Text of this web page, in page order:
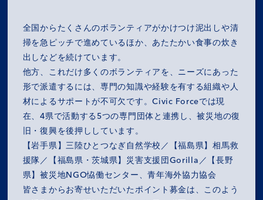
MISSION
COMPANY
全国からたくさんのボランティアがかけつけ泥出しや清
掃を急ピッチで進めているほか、あたたかい食事の炊き
出しなどを続けています。
他方、これだけ多くのボランティアを、ニーズにあった
形で派遣するには、専門の知識や経験を有する組織や人
材によるサポートが不可欠です。Civic Forceでは現
在、4県で活動する5つの専門団体と連携し、被災地の復
旧・復興を後押ししています。
【岩手県】三陸ひとつなぎ自然学校／【福島県】相馬救
援隊／【福島県・茨城県】災害支援団Gorilla／【長野
県】被災地NGO恊働センター、青年海外協力協会
皆さまからお寄せいただいたポイント募金は、このよう